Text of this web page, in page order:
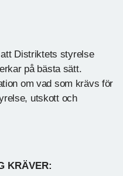
Distriktets styrelse
på bästa sätt.
om vad som krävs för
utskott och
KRÄVER: